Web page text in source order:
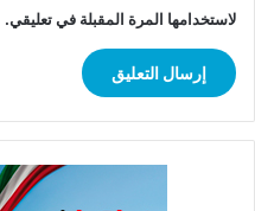
لاستخدامها المرة المقبلة في تعليقي.